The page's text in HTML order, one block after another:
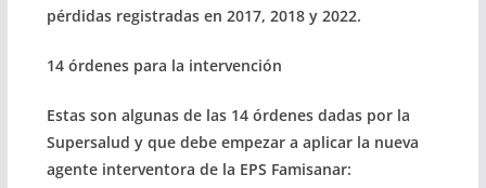
pérdidas registradas en 2017, 2018 y 2022.
14 órdenes para la intervención
Estas son algunas de las 14 órdenes dadas por la
Supersalud y que debe empezar a aplicar la nueva
agente interventora de la EPS Famisanar: